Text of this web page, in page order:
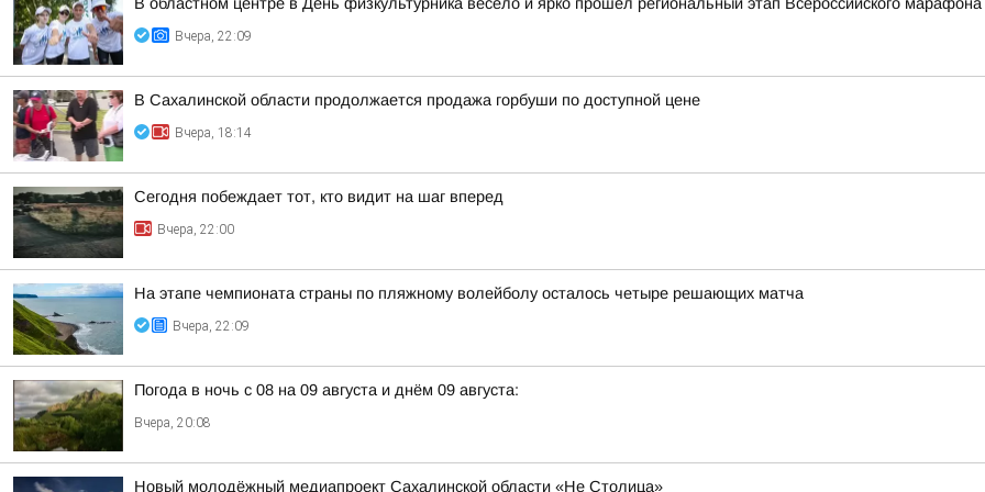
Вчера, 22:09
В Сахалинской области продолжается продажа горбуши по доступной цене
Вчера, 18:14
Сегодня побеждает тот, кто видит на шаг вперед
Вчера, 22:00
На этапе чемпионата страны по пляжному волейболу осталось четыре решающих матча
Вчера, 22:09
Погода в ночь с 08 на 09 августа и днём 09 августа:
Вчера, 20:08
Новый молодёжный медиапроект Сахалинской области «Не Столица»